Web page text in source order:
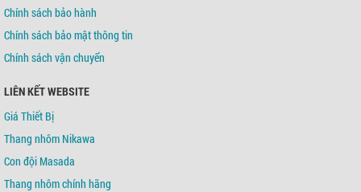
Chính sách bảo hành
Chính sách bảo mật thông tin
Chính sách vận chuyển
LIÊN KẾT WEBSITE
Giá Thiết Bị
Thang nhôm Nikawa
Con đội Masada
Thang nhôm chính hãng